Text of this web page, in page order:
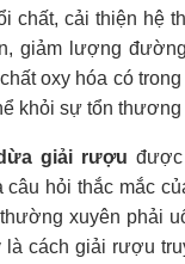
chất, cải thiện hệ
giảm lượng
oxy hóa có
khỏi sự tổn
giải rượu được
câu hỏi thắc mắc
xuyên phải
là cách giải rượu